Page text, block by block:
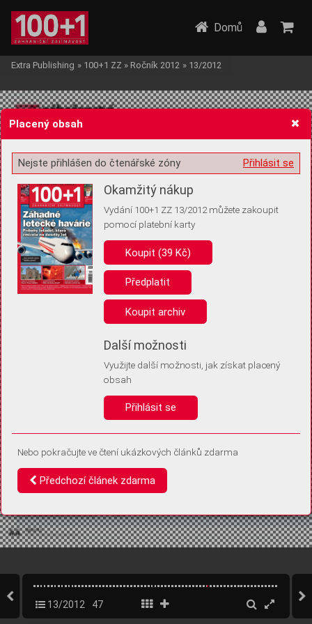
Žádost o souhlas s ukládáním volitelných informací
Pro základní fungování webu nepotřebujeme ukládat žádné informace
(tzv. cookies apod.). Rádi bychom vás ale požádali o souhlas s
uložením volitelných informací:
Anonymní unikátní ID
Díky němu příště poznáme, že se jedná o stejné zařízení, a
Identifikátor je zcela anonymní.
Vaše souhlasy a odmítnutí si ukládáme do vašeho zařízení, abychom se
vás už příště znovu neptali. Můžete je kdykoli později upravit ve Správě
Domů
Extra Publishing » 100+1 ZZ » Ročník 2012 » 13/2012
13/2012 47
Placený obsah
Přihlásit se
Nejste přihlášen do čtenářské zóny
Okamžitý nákup
Vydání 100+1 ZZ 13/2012 můžete zakoupit
pomocí platební karty
Koupit (39 Kč)
Předplatit
Koupit archiv
Další možnosti
Využijte další možnosti, jak získat placený
obsah
Přihlásit se
Nebo pokračujte ve čtení ukázkových článků zdarma
Předchozí článek zdarma